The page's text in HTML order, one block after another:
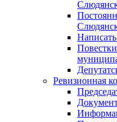
Ревизионная